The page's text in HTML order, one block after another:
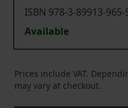
ISBN 978-3-89913-965-
Available
Prices include VAT.
may vary at checkout.